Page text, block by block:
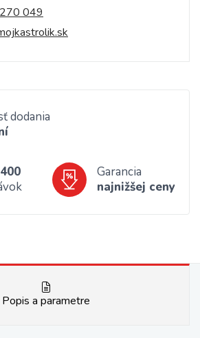
049
dodania
Garancia
najnižšej ceny
Popis a parametre